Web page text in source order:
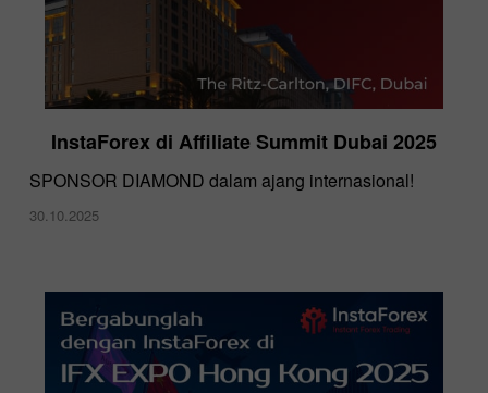
InstaForex di Affiliate Summit Dubai 2025
SPONSOR DIAMOND dalam ajang internasional!
30.10.2025